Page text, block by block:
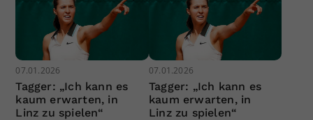
07.01.2026
Tagger: „Ich kann es
kaum erwarten, in
Linz zu spielen“
07.01.2026
Tagger: „Ich kann es
kaum erwarten, in
Linz zu spielen“